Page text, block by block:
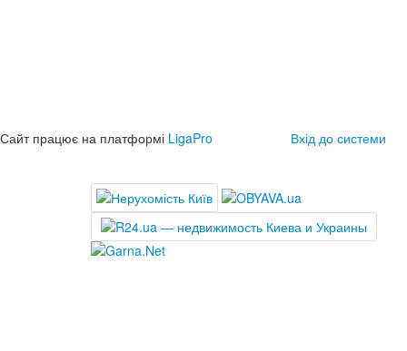
Сайт працює на платформі LigaPro Вхід до системи